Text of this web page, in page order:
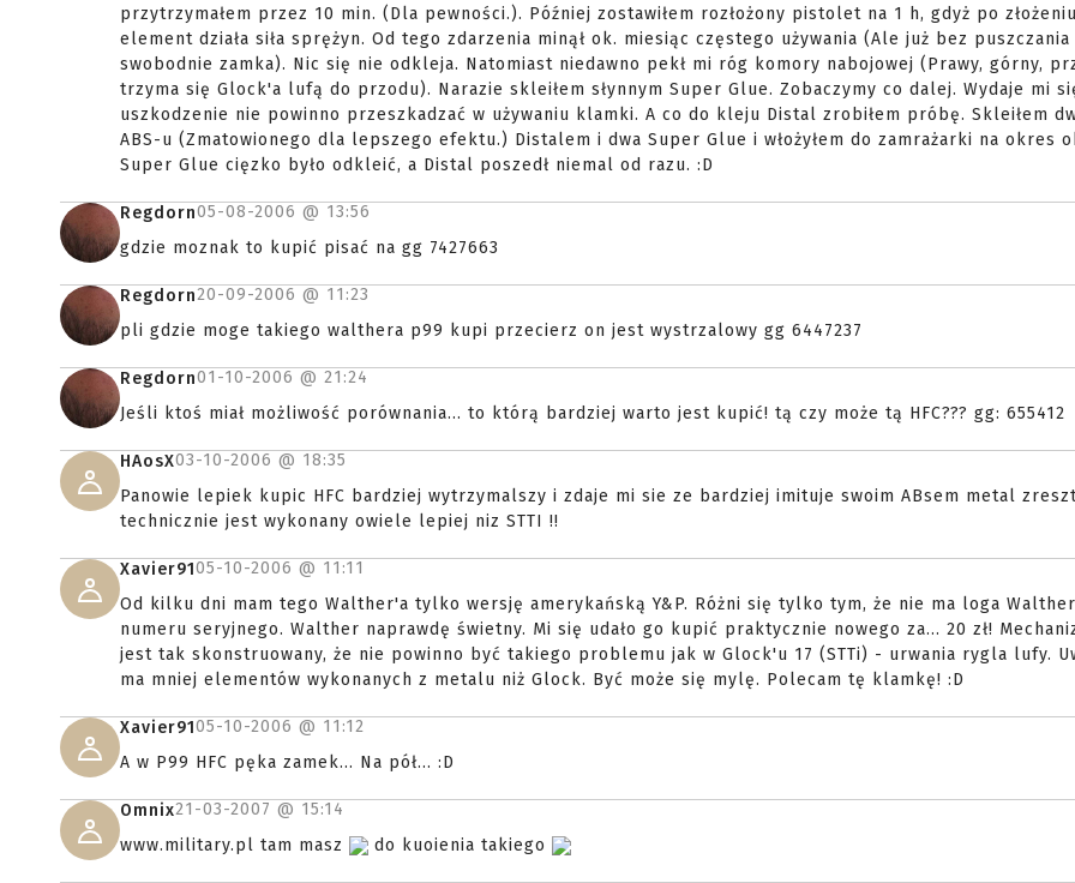
przytrzymałem przez 10 min. (Dla pewności.). Później zostawiłem rozłożony pistolet na 1 h, gdyż po
element działa siła sprężyn. Od tego zdarzenia minął ok. miesiąc częstego używania (Ale już bez puszczania
swobodnie zamka). Nic się nie odkleja. Natomiast niedawno pekł mi róg komory nabojowej (Prawy, górny,
trzyma się Glock'a lufą do przodu). Narazie skleiłem słynnym Super Glue. Zobaczymy co dalej. Wydaje mi
uszkodzenie nie powinno przeszkadzać w używaniu klamki. A co do kleju Distal zrobiłem próbę. Skleiłem
ABS-u (Zmatowionego dla lepszego efektu.) Distalem i dwa Super Glue i włożyłem do zamrażarki na okres
Super Glue cięzko było odkleić, a Distal poszedł niemal od razu. :D
Regdorn05-08-2006 @ 13:56
gdzie moznak to kupić pisać na gg 7427663
Regdorn20-09-2006 @ 11:23
pli gdzie moge takiego walthera p99 kupi przecierz on jest wystrzalowy gg 6447237
Regdorn01-10-2006 @ 21:24
Jeśli ktoś miał możliwość porównania... to którą bardziej warto jest kupić! tą czy może tą HFC??? gg: 655412
HAosX03-10-2006 @ 18:35
Panowie lepiek kupic HFC bardziej wytrzymalszy i zdaje mi sie ze bardziej imituje swoim ABsem metal
technicznie jest wykonany owiele lepiej niz STTI !!
Xavier9105-10-2006 @ 11:11
Od kilku dni mam tego Walther'a tylko wersję amerykańską Y&P. Różni się tylko tym, że nie ma loga
numeru seryjnego. Walther naprawdę świetny. Mi się udało go kupić praktycznie nowego za... 20 zł!
jest tak skonstruowany, że nie powinno być takiego problemu jak w Glock'u 17 (STTi) - urwania rygla lufy.
ma mniej elementów wykonanych z metalu niż Glock. Być może się mylę. Polecam tę klamkę! :D
Xavier9105-10-2006 @ 11:12
A w P99 HFC pęka zamek... Na pół... :D
Omnix21-03-2007 @ 15:14
www.military.pl tam masz
do kuoienia takiego